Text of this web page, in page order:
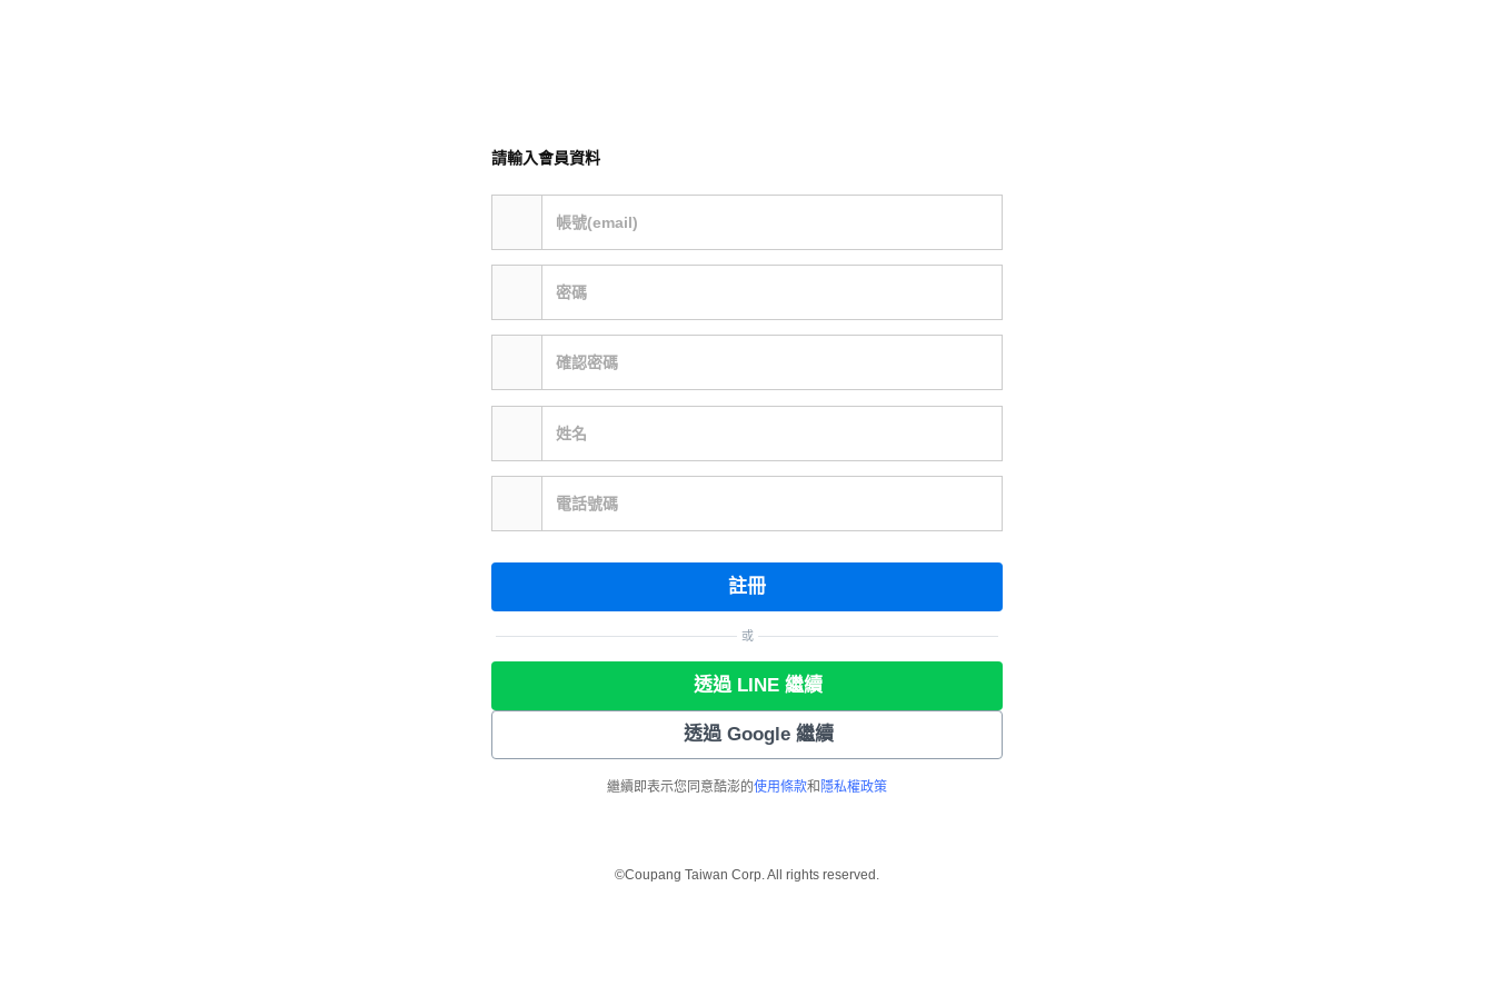
請輸入會員資料
帳號(email)
密碼
確認密碼
姓名
電話號碼
註冊
或
透過 LINE 繼續
透過 Google 繼續
繼續即表示您同意酷澎的使用條款和 隱私權政策
©Coupang Taiwan Corp. All rights reserved.